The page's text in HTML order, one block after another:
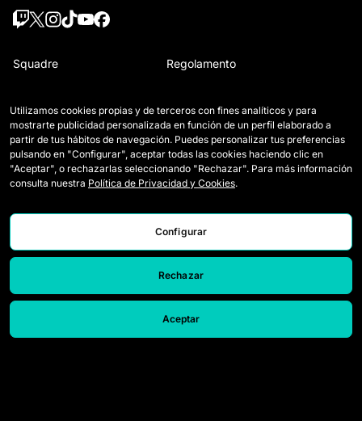
Squadre
Wildcards
Partite
Classifica
Regolamento
Accrediti Media
Contatti
Lavora con noi
Utilizamos cookies propias y de terceros con fines analíticos y para
mostrarte publicidad personalizada en función de un perfil elaborado a
partir de tus hábitos de navegación. Puedes personalizar tus preferencias
pulsando en "Configurar", aceptar todas las cookies haciendo clic en
"Aceptar", o rechazarlas seleccionando "Rechazar". Para más información
consulta nuestra Política de Privacidad y Cookies.
Configurar
Rechazar
Aceptar